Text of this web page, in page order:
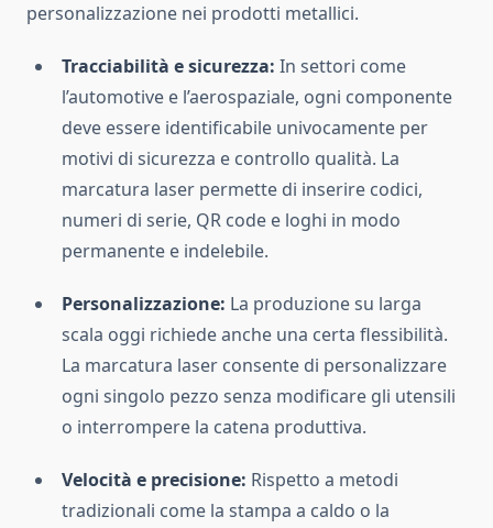
personalizzazione nei prodotti metallici.
Tracciabilità e sicurezza: In settori come
l’automotive e l’aerospaziale, ogni componente
deve essere identificabile univocamente per
motivi di sicurezza e controllo qualità. La
marcatura laser permette di inserire codici,
numeri di serie, QR code e loghi in modo
permanente e indelebile.
Personalizzazione: La produzione su larga
scala oggi richiede anche una certa flessibilità.
La marcatura laser consente di personalizzare
ogni singolo pezzo senza modificare gli utensili
o interrompere la catena produttiva.
Velocità e precisione: Rispetto a metodi
tradizionali come la stampa a caldo o la